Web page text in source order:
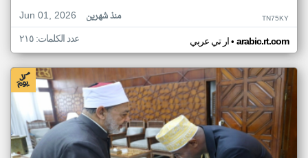
Jun 01, 2026
منذ شهرين TN75KY
ار تي عربي• arabic.rt.com عدد الكلمات: ٢١٥